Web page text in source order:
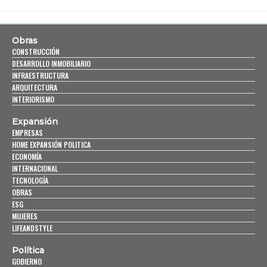
Obras
CONSTRUCCIÓN
DESARROLLO INMOBILIARIO
INFRAESTRUCTURA
ARQUITECTURA
INTERIORISMO
Expansión
EMPRESAS
HOME EXPANSIÓN POLITICA
ECONOMÍA
INTERNACIONAL
TECNOLOGÍA
OBRAS
ESG
MUJERES
LIFEANDSTYLE
Política
GOBIERNO